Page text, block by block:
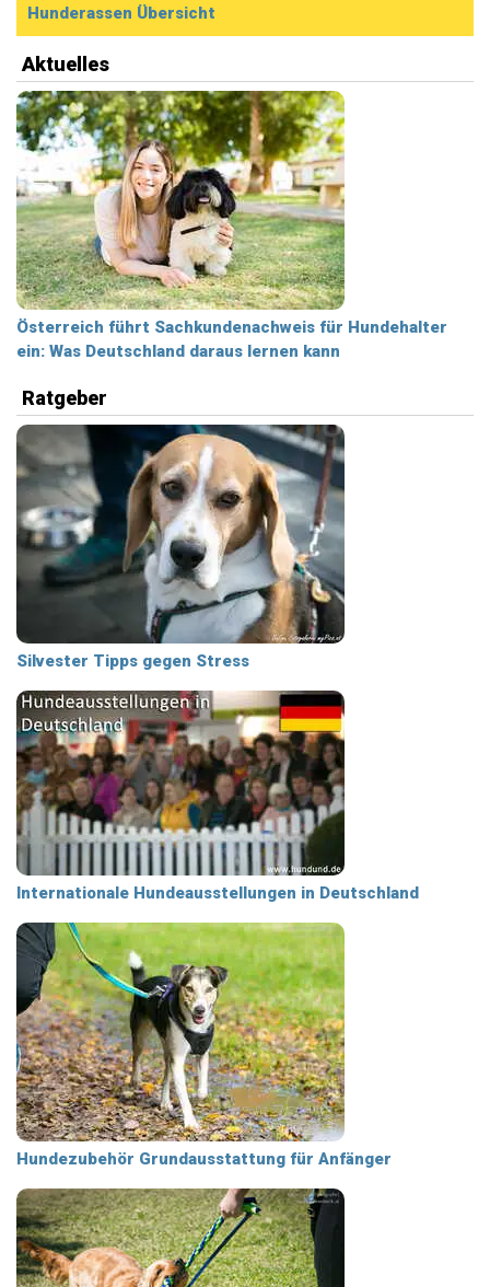
Hunderassen Übersicht
Aktuelles
Österreich führt Sachkundenachweis für Hundehalter
ein: Was Deutschland daraus lernen kann
Ratgeber
Silvester Tipps gegen Stress
Internationale Hundeausstellungen in Deutschland
Hundezubehör Grundausstattung für Anfänger